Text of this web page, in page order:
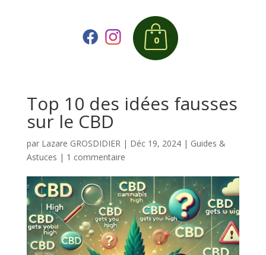
0
Top 10 des idées fausses
sur le CBD
par Lazare GROSDIDIER| Déc 19, 2024| Guides &
Astuces | 1 commentaire